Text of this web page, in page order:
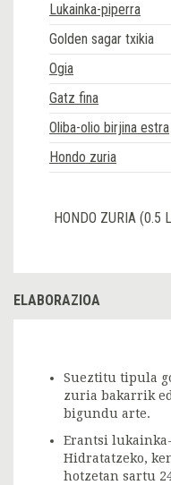
Lukainka-piperra
Golden sagar txikia
Ogia
Gatz fina
Oliba-olio birjina estra
Hondo zuria
HONDO ZURIA (0.5
ELABORAZIOA
Sueztitu tipula
zuria bakarrik
bigundu arte.
Erantsi
Hidratatzeko,
hotzetan sartu